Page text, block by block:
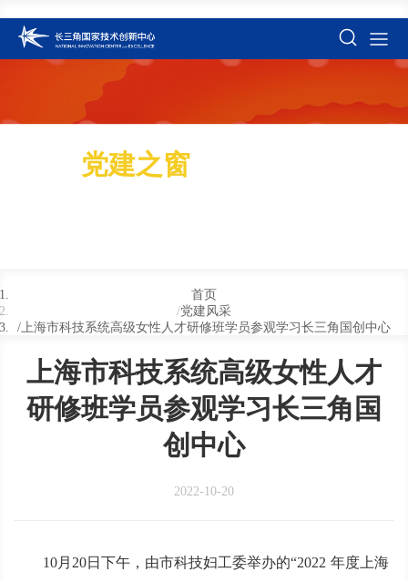
党建之窗
首页
党建风采
上海市科技系统高级女性人才研修班学员参观学习长三角国创中心
上海市科技系统高级女性人才
研修班学员参观学习长三角国
创中心
2022-10-20
10月20日下午，由市科技妇工委举办的“2022 年度上海